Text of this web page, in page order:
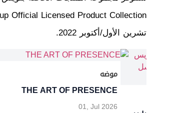
تشرين الأول/أكتوبر 2022.
موضه
THE ART OF PRESENCE
01, Jul 2026